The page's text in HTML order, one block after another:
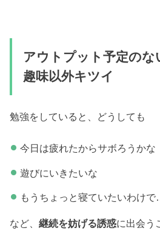
アウトプット予定のな
趣味以外キツイ
勉強をしていると、どうしても
今日は疲れたからサボろうかな
遊びにいきたいな
もうちょっと寝ていたいわけ
など、継続を妨げる誘惑に出会う